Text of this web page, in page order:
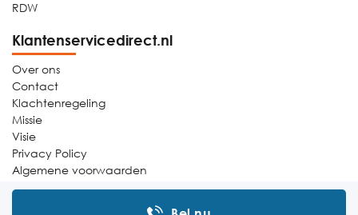
RDW
Klantenservicedirect.nl
Over ons
Contact
Klachtenregeling
Missie
Visie
Privacy Policy
Algemene voorwaarden
Sitemap